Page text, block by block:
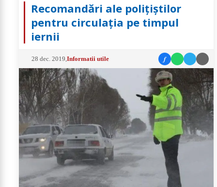
Recomandări ale polițiștilor
pentru circulația pe timpul
iernii
28 dec. 2019 ,Informatii utile f